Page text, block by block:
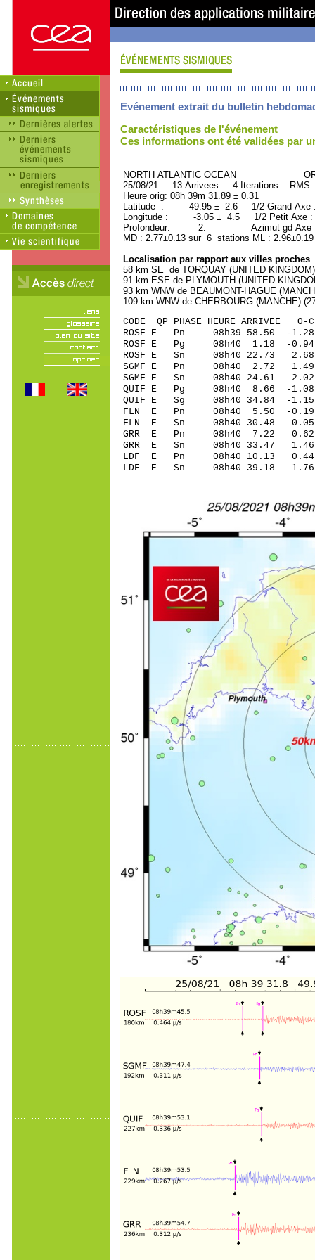
Evénement extrait du bulletin
Caractéristiques de l'événement
Ces informations ont été validées par
NORTH ATLANTIC OCEAN ORID
25/08/21 13 Arrivees 4 Iterations RMS
Heure orig: 08h 39m 31.89 ± 0.31
Latitude : 49.95 ± 2.6 1/2 Grand
Longitude : -3.05 ± 4.5 1/2 Petit Axe
Profondeur: 2. Azimut gd Axe :
MD : 2.77±0.13 sur 6 stations ML :
Localisation par rapport aux villes proches
58 km SE de TORQUAY (UNITED
91 km ESE de PLYMOUTH (UNITED
93 km WNW de BEAUMONT-HAGUE
109 km WNW de CHERBOURG (MANCHE)
CODE QP PHASE HEURE
ROSF E Pn 08h39
ROSF E Pg 08h40
ROSF E Sn 08h40 22.73
SGMF E Pn 08h40
SGMF E Sn 08h40 24.61
QUIF E Pg 08h40
QUIF E Sg 08h40 34.84 -
FLN E Pn 08h40
FLN E Sn 08h40 30.48
GRR E Pn 08h40
GRR E Sn 08h40 33.47
LDF E Pn 08h40
LDF E Sn 08h40 39.18